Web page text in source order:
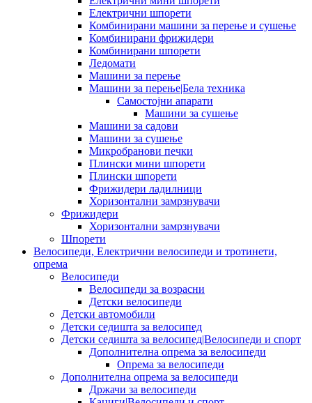
Електрични шпорети
Комбинирани машини за перење и сушење
Комбинирани фрижидери
Комбинирани шпорети
Ледомати
Машини за перење
Машини за перење|Бела техника
Самостојни апарати
Машини за сушење
Машини за садови
Машини за сушење
Микробранови печки
Плински мини шпорети
Плински шпорети
Фрижидери ладилници
Хоризонтални замрзнувачи
Фрижидери
Хоризонтални замрзнувачи
Шпорети
Велосипеди, Електрични велосипеди и тротинети,
опрема
Велосипеди
Велосипеди за возрасни
Детски велосипеди
Детски автомобили
Детски седишта за велосипед
Детски седишта за велосипед|Велосипеди и спорт
Дополнителна опрема за велосипеди
Опрема за велосипеди
Дополнителна опрема за велосипеди
Држачи за велосипеди